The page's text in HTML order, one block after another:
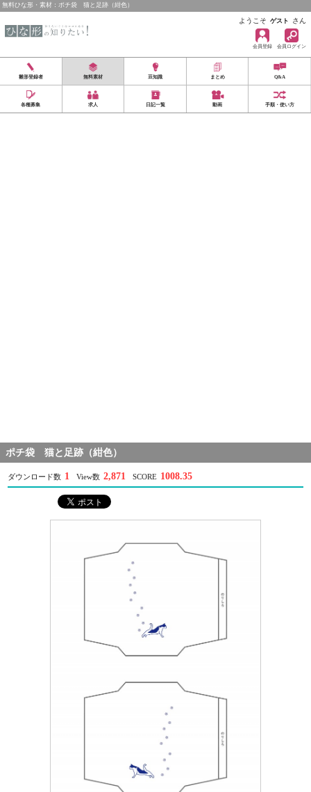
無料ひな形・素材：ポチ袋 猫と足跡（紺色）
ようこそ ゲスト さん
会員登録 会員ログイン
雛形登録者 無料素材 豆知識 まとめ Q&A
各種募集 求人 日記一覧 動画 手順・使い方
ポチ袋 猫と足跡（紺色）
ダウンロード数 1 View数 2,871 SCORE 1008.35